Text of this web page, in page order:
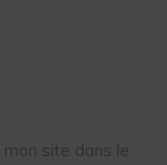
site dans le